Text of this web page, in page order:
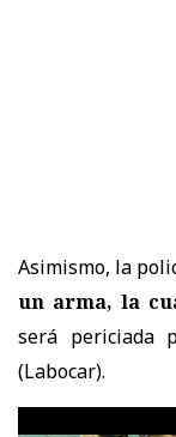
Asimismo, la
un arma, la
será periciada
(Labocar).